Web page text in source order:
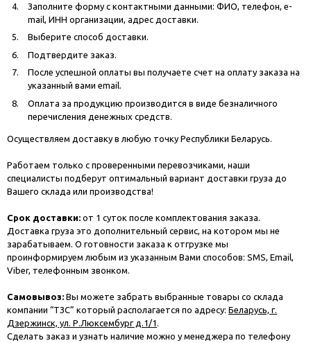
Заполните форму с контактными данными: ФИО, телефон, e-
mail, ИНН организации, адрес доставки.
Выберите способ доставки.
Подтвердите заказ.
После успешной оплаты вы получаете счет на оплату заказа на
указанный вами email.
Оплата за продукцию производится в виде безналичного
перечисления денежных средств.
Осуществляем доставку в любую точку Республики Беларусь.
Работаем только с проверенными перевозчиками, наши
специалисты подберут оптимальный вариант доставки груза до
Вашего склада или производства!
Срок доставки: от 1 суток после комплектования заказа.
Доставка груза это дополнительный сервис, на котором мы не
зарабатываем. О готовности заказа к отгрузке мы
проинформируем любым из указанным Вами способов: SMS, Email,
Viber, телефонным звонком.
Самовывоз: Вы можете забрать выбранные товары со склада
компании “ТЗС” который располагается по адресу: Беларусь, г.
Дзержинск, ул. Р.Люксембург д.1/1
Сделать заказ и узнать наличие можно у менеджера по телефону